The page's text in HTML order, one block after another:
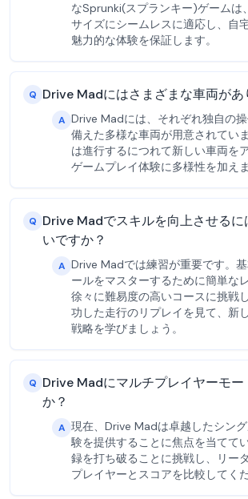
なSprunki(スプランキー)ゲームは
サイズにシームレスに適応し、自
魅力的な体験を保証します。
Q Drive Madにはさまざまな車両があ
A Drive Madには、それぞれ独自の
備えた多様な車両が用意されてい
は進行するにつれて新しい車両を
ゲームプレイ体験に多様性を加えま
Q Drive Madでスキルを向上させるに
いですか？
A Drive Madでは練習が重要です。
ールをマスターするために簡単な
徐々に難易度の高いコースに挑戦
功した走行のリプレイを見て、新
戦略を学びましょう。
Q Drive Madにマルチプレイヤーモー
か？
A 現在、Drive Madは卓越したシン
験を提供することに焦点を当てて
録を打ち破ることに挑戦し、リー
プレイヤーとスコアを比較してくだ